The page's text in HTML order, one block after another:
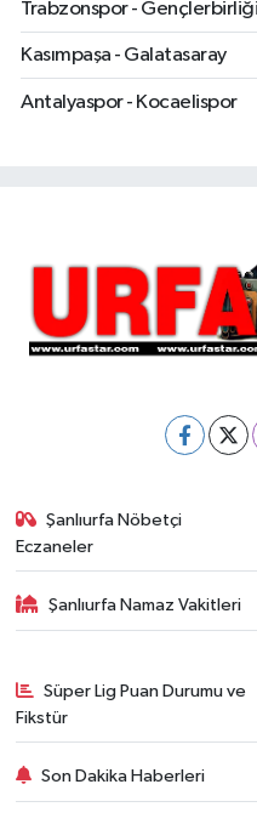
Trabzonspor - Gençlerbirliği
Kasımpaşa - Galatasaray
Antalyaspor - Kocaelispor
Şanlıurfa Nöbetçi
Eczaneler
Şanlıurfa Namaz Vakitleri
Süper Lig Puan Durumu ve
Fikstür
Son Dakika Haberleri